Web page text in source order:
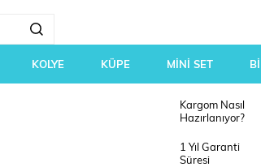
KOLYE KÜPE MİNİ SET
Kargom Nasıl
Hazırlanıyor?
1 Yıl Garanti
Süresi